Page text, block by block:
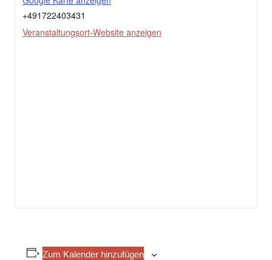
+491722403431
Veranstaltungsort-Website anzeigen
Zum Kalender hinzufügen